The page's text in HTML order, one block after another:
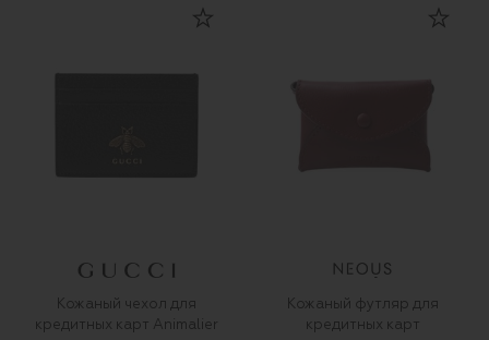
Кожаный чехол для
кредитных карт Animalier
Кожаный футляр для
кредитных карт